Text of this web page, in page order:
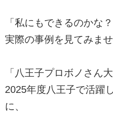
「私にもできるのかな
実際の事例を見てみま
「八王子プロボノさん
2025年度八王子で活躍
に、